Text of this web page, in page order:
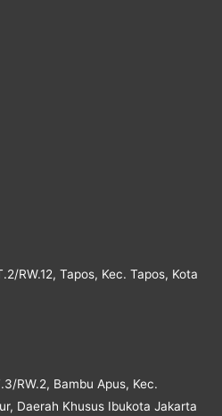
RW.12, Tapos, Kec. Tapos, Kota
RW.2, Bambu Apus, Kec.
Daerah Khusus Ibukota Jakarta